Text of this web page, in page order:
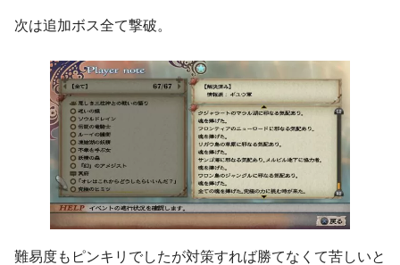
次は追加ボス全て撃破。
難易度もピンキリでしたが対策すれば勝てなくて苦しいと